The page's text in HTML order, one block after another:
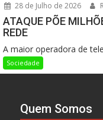
28 de Julho de 2026
ATAQUE PÕE
REDE
A maior operadora de
Sociedade
Quem Somos